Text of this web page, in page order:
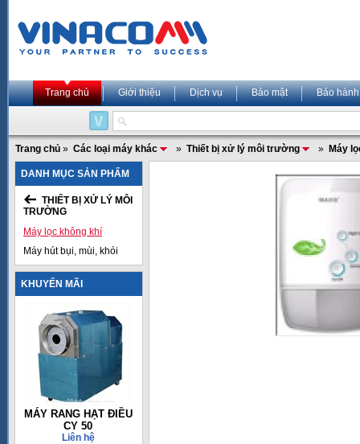
Trang chủ Giới thiệu Dịch vụ Bảo mật Bảo hành
Trang chủ » Các loại máy khác » Thiết bị xử lý môi trường » Máy
DANH MỤC SẢN PHẨM
THIẾT BỊ XỬ LÝ MÔI
TRƯỜNG
Máy lọc không khí
Máy hút bụi, mùi, khói
KHUYẾN MÃI
MÁY RANG HẠT ĐIỀU
CY 50
Liên hệ